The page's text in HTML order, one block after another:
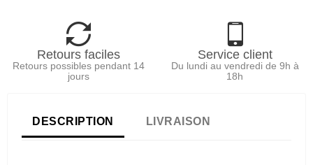
Retours faciles
Retours possibles pendant 14
jours
Service client
Du lundi au vendredi de 9h à
18h
DESCRIPTION LIVRAISON